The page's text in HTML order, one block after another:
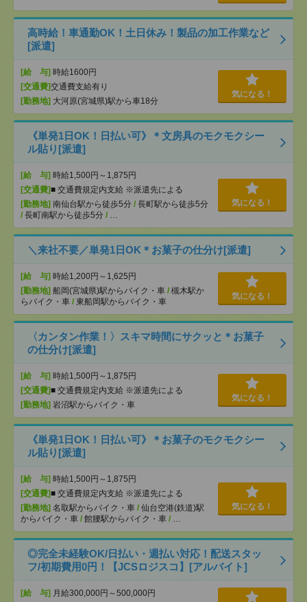
高時給！車通勤OK！土日休み！製品の加工作業など
[派遣]
[給 与] 時給1600円
[交通費]交通費支給有り
[勤務地] 大河原(宮城県)駅から車18分
気になる！
《単発1日OK！日払い可》＊文房具のモクモクシー
ル貼り[派遣]
[給 与] 時給1,500円～1,875円
[交通費]■ 交通費規定内支給 ※派遣先による
[勤務地] 南仙台駅から徒歩5分 / 長町駅から徒歩5分
/ 長町南駅から徒歩5分 / …
気になる！
＼来社不要／単発1日OK＊お菓子の仕分け[派遣]
[給 与] 時給1,200円～1,625円
[勤務地] 船岡(宮城県)駅からバイク・車 / 槻木駅か
らバイク・車 / 東船岡駅からバイク・車
気になる！
〈カンタン作業！〉スキマ時間にサクッと＊お菓子
の仕分け[派遣]
[給 与] 時給1,500円～1,875円
[交通費]■ 交通費規定内支給 ※派遣先による
[勤務地] 岩沼駅からバイク・車
気になる！
《単発1日OK！日払い可》＊お菓子のモクモクシー
ル貼り[派遣]
[給 与] 時給1,500円～1,875円
[交通費]■ 交通費規定内支給 ※派遣先による
[勤務地] 名取駅からバイク・車 / 仙台空港(鉄道)駅
からバイク・車 / 館腰駅からバイク・車 / …
気になる！
◎完全未経験OK/日払い・週払い対応！配送スタッ
フ/初期費用0円！【JCSロジスコ】[アルバイト]
[給 与] 月給300,000円～500,000円